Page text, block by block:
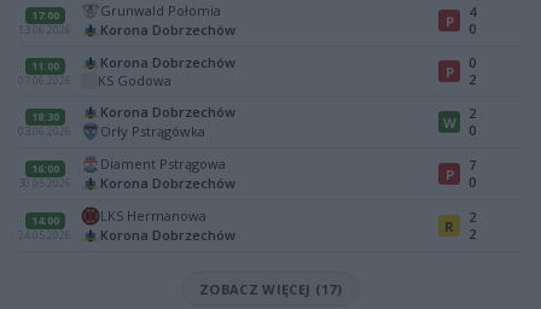
17:00
13.06.2026
Grunwald Połomia
Korona Dobrzechów
P
4
0
11:00
07.06.2026
Korona Dobrzechów
KS Godowa
P
0
2
18:30
03.06.2026
Korona Dobrzechów
Orły Pstrągówka
W
2
0
16:00
30.05.2026
Diament Pstrągowa
Korona Dobrzechów
P
7
0
14:00
24.05.2026
LKS Hermanowa
Korona Dobrzechów
R
2
2
ZOBACZ WIĘCEJ (17)